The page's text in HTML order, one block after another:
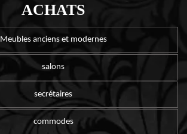
ACHATS
Meubles anciens et modernes
salons
secrétaires
commodes